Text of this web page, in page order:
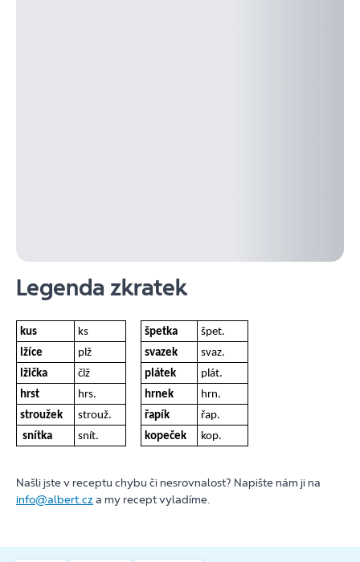
Legenda zkratek
kus ks špetka
špet.
lžíce
plž svazek
svaz.
lžička
člž plátek
plát.
hrst
hrs. hrnek
hrn.
stroužek
strouž. řapík
řap.
snítka
snít. kopeček kop.
Našli jste v receptu chybu či nesrovnalost? Napište nám ji na
info@albert.cza my recept vyladíme.